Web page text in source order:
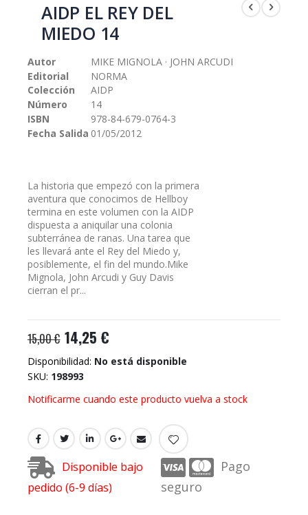
comienzo
galería
imágenes
AIDP EL REY DEL
MIEDO 14
Autor
MIKE MIGNOLA · JOHN ARCUDI
Editorial
NORMA
Colección
AIDP
Número
14
ISBN
978-84-679-0764-3
Fecha Salida 01/05/2012
La historia que empezó con la primera
aventura que conocimos de Hellboy
termina en este volumen con la AIDP
dispuesta a aniquilar una colonia
subterránea de ranas. Una tarea que
les llevará ante el Rey del Miedo y,
posiblemente, el fin del mundo.Mike
Mignola, John Arcudi y Guy Davis
cierran el pr...
15,00 € 14,25 €
Disponibilidad: No está disponible
SKU 198993
Notificarme cuando este producto vuelva a stock
Disponible bajo
pedido (6-9 días)
Pago
seguro